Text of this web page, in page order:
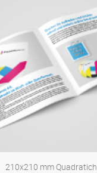
210x210 mm Quadratich